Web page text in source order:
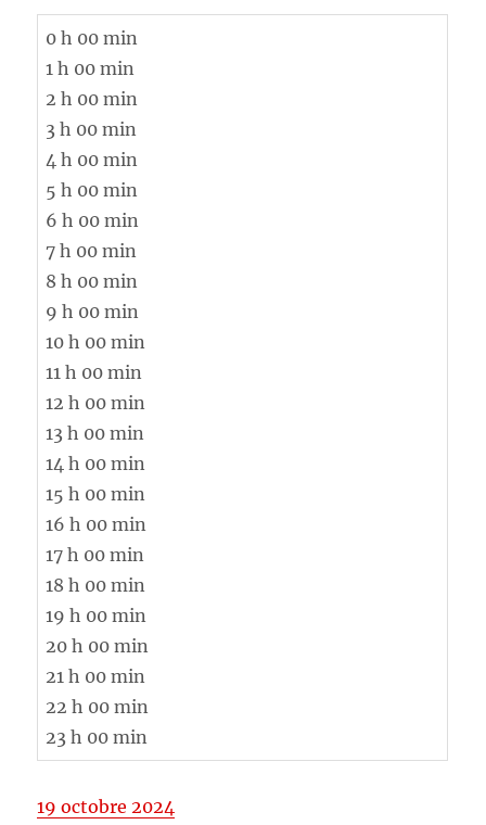
0 h 00 min
1 h 00 min
2 h 00 min
3 h 00 min
4 h 00 min
5 h 00 min
6 h 00 min
7 h 00 min
8 h 00 min
9 h 00 min
10 h 00 min
11 h 00 min
12 h 00 min
13 h 00 min
14 h 00 min
15 h 00 min
16 h 00 min
17 h 00 min
18 h 00 min
19 h 00 min
20 h 00 min
21 h 00 min
22 h 00 min
23 h 00 min
19 octobre 2024